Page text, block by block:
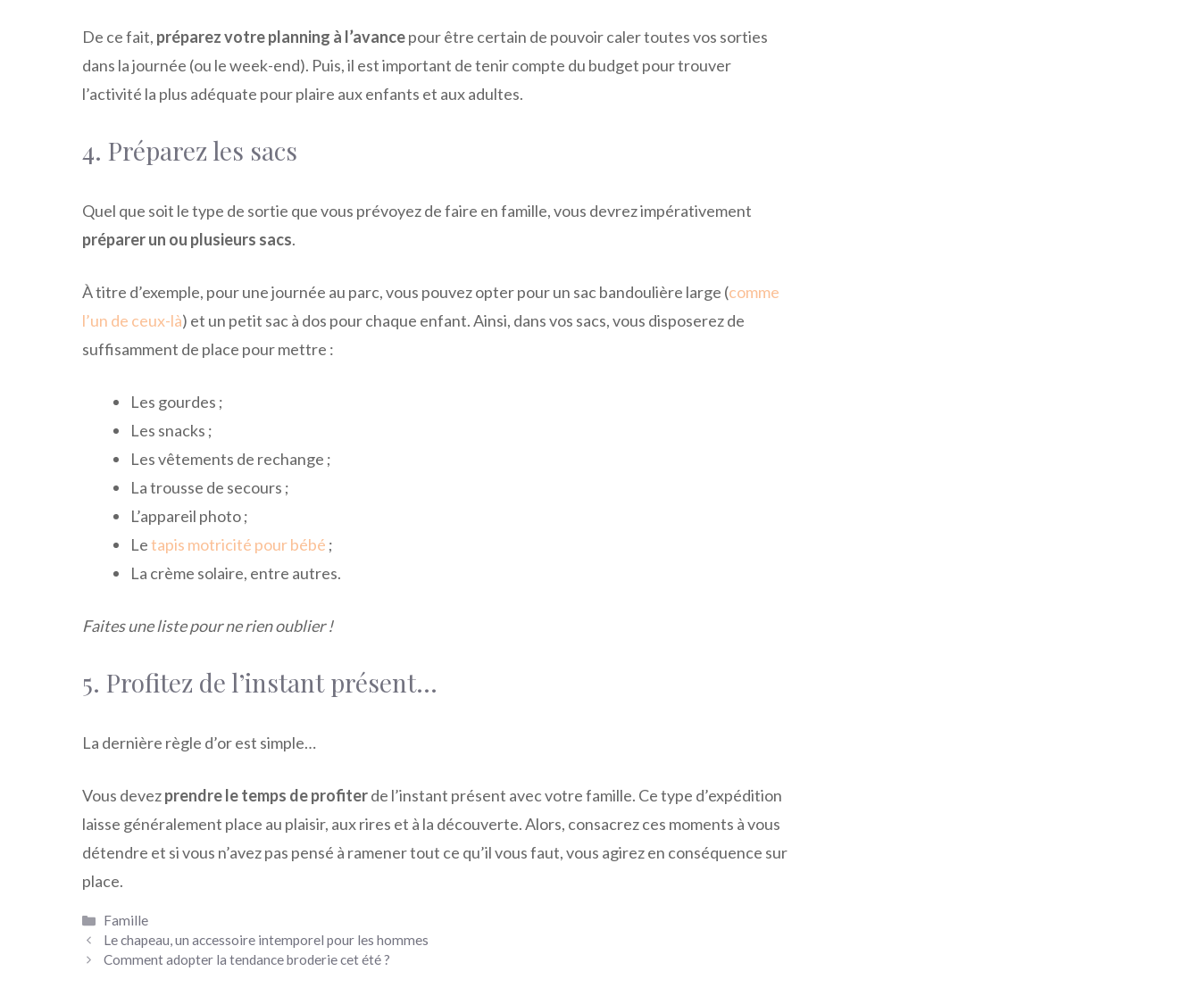
De ce fait, préparez votre planning à l’avancepour être certain de pouvoir caler toutes vos sorties
dans la journée (ou le week-end). Puis, il est important de tenir compte du budget pour trouver
l’activité la plus adéquate pour plaire aux enfants et aux adultes.
4. Préparez les sacs
Quel que soit le type de sortie que vous prévoyez de faire en famille, vous devrez impérativement
préparer un ou plusieurs sacs.
À titre d’exemple, pour une journée au parc, vous pouvez opter pour un sac bandoulière large (comme
l’un de ceux-là) et un petit sac à dos pour chaque enfant. Ainsi, dans vos sacs, vous disposerez de
suffisamment de place pour mettre :
Les gourdes ;
Les snacks ;
Les vêtements de rechange ;
La trousse de secours ;
L’appareil photo ;
Letapis motricité pour bébé ;
La crème solaire, entre autres.
Faites une liste pour ne rien oublier !
5. Profitez de l’instant présent…
La dernière règle d’or est simple…
Vous devezprendre le temps de profiterde l’instant présent avec votre famille. Ce type d’expédition
laisse généralement place au plaisir, aux rires et à la découverte. Alors, consacrez ces moments à vous
détendre et si vous n’avez pas pensé à ramener tout ce qu’il vous faut, vous agirez en conséquence sur
place.
Catégories
Famille
Le chapeau, un accessoire intemporel pour les hommes
Comment adopter la tendance broderie cet été ?